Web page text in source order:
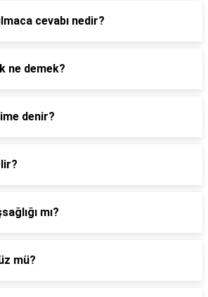
cevabı nedir?
ne demek?
denir?
mı?
mü?